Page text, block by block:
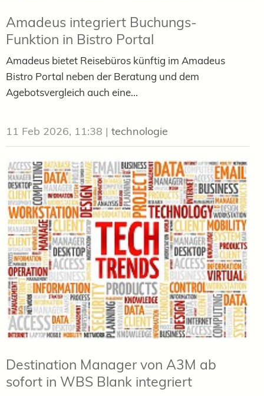
Amadeus integriert Buchungs-
Funktion in Bistro Portal
Amadeus bietet Reisebüros künftig im Amadeus
Bistro Portal neben der Beratung und dem
Agebotsvergleich auch eine...
11 Feb 2026, 11:38 | technologie
Destination Manager von A3M ab
sofort in WBS Blank integriert